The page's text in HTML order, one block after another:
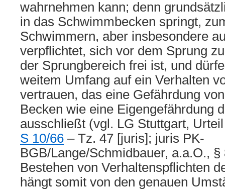
wahrnehmen kann; denn
in das Schwimmbecken springt,
Schwimmern, aber insbesondere
verpflichtet, sich vor dem Sprung
der Sprungbereich frei ist, und
weitem Umfang auf ein Verhalten
vertrauen, das eine Gefährdung
Becken wie eine Eigengefährdung
ausschließt (vgl. LG Stuttgart,
S 10/66 – Tz. 47 [juris]; juris PK-
BGB/Lange/Schmidbauer, a.a.O., §
Bestehen von Verhaltenspflichten
hängt somit von den genauen